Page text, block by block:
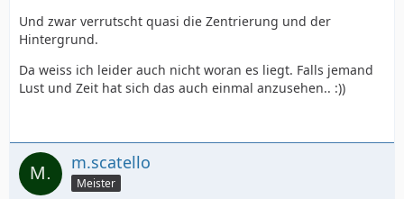
Und zwar verrutscht quasi die Zentrierung und der
Hintergrund.
Da weiss ich leider auch nicht woran es liegt. Falls jemand
Lust und Zeit hat sich das auch einmal anzusehen.. :))
m.scatello
Meister